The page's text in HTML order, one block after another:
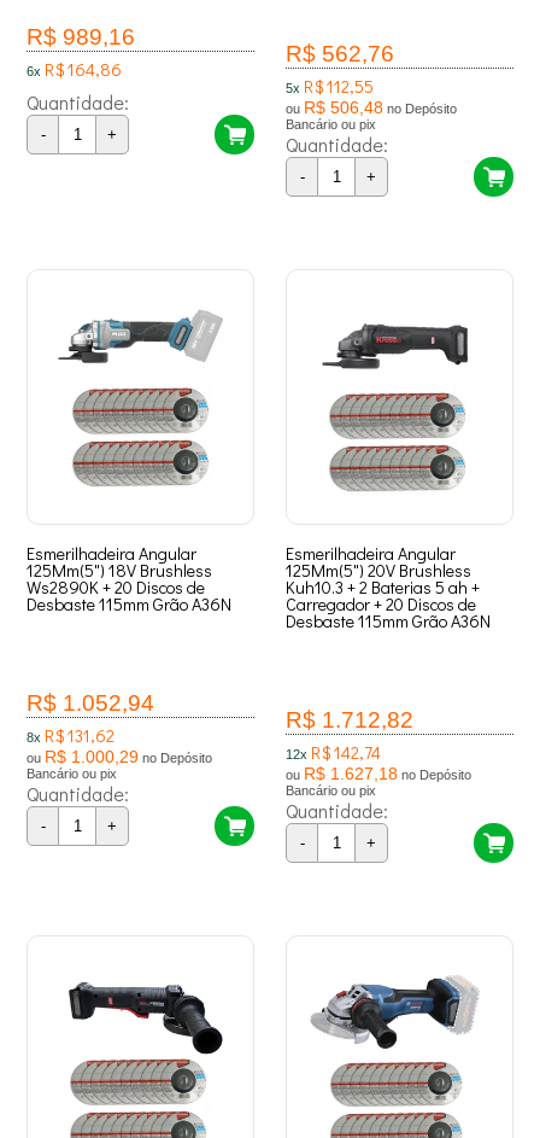
R$ 989,16
6x R$ 164,86
Quantidade:
- +
R$ 562,76
5x R$ 112,55
ou R$ 506,48 no Depósito
Bancário ou pix
Quantidade:
- +
Esmerilhadeira Angular
125Mm(5") 18V Brushless
Ws2890K + 20 Discos de
Desbaste 115mm Grão A36N
R$ 1.052,94
8x R$ 131,62
ou R$ 1.000,29 no Depósito
Bancário ou pix
Quantidade:
- +
Esmerilhadeira Angular
125Mm(5") 20V Brushless
Kuh10.3 + 2 Baterias 5 ah +
Carregador + 20 Discos de
Desbaste 115mm Grão A36N
R$ 1.712,82
12x R$ 142,74
ou R$ 1.627,18 no Depósito
Bancário ou pix
Quantidade:
- +